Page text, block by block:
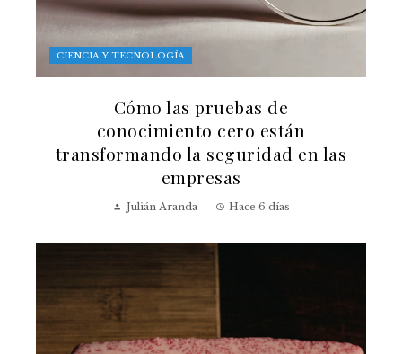
CIENCIA Y TECNOLOGÍA
Cómo las pruebas de
conocimiento cero están
transformando la seguridad en las
empresas
Julián Aranda Hace 6 días